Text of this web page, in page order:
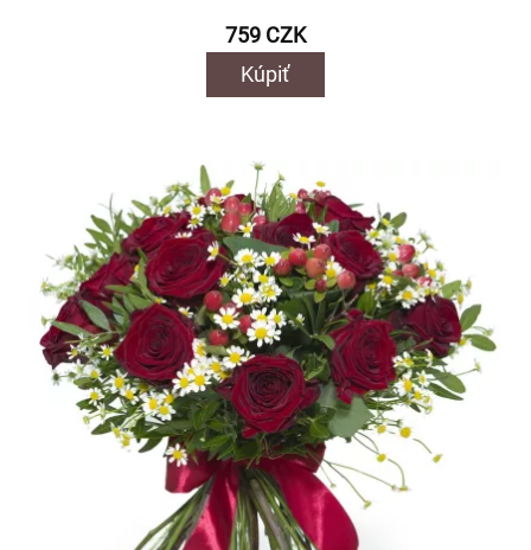
759 CZK
Kúpiť